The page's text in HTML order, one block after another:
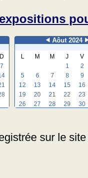
D
7
Aôut 2024
L M M J
V
1
2
5
6 7 8
9
12
13 14 15
16
19
20 21 22
23
26
27 28 29 30
sur le